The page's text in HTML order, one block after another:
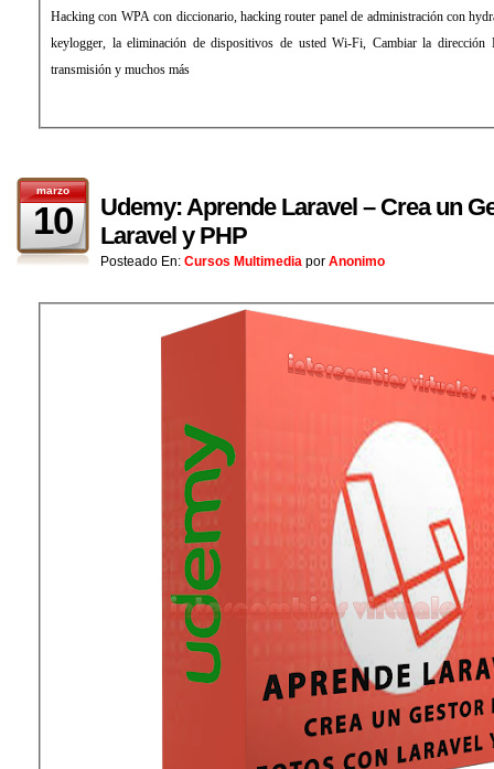
Hacking con WPA con diccionario, hacking router panel de administración con
keylogger, la eliminación de dispositivos de usted Wi-Fi, Cambiar la dirección
transmisión y muchos más
marzo
10
Udemy: Aprende Laravel – Crea un
Laravel y PHP
Posteado En: Cursos Multimedia por Anonimo